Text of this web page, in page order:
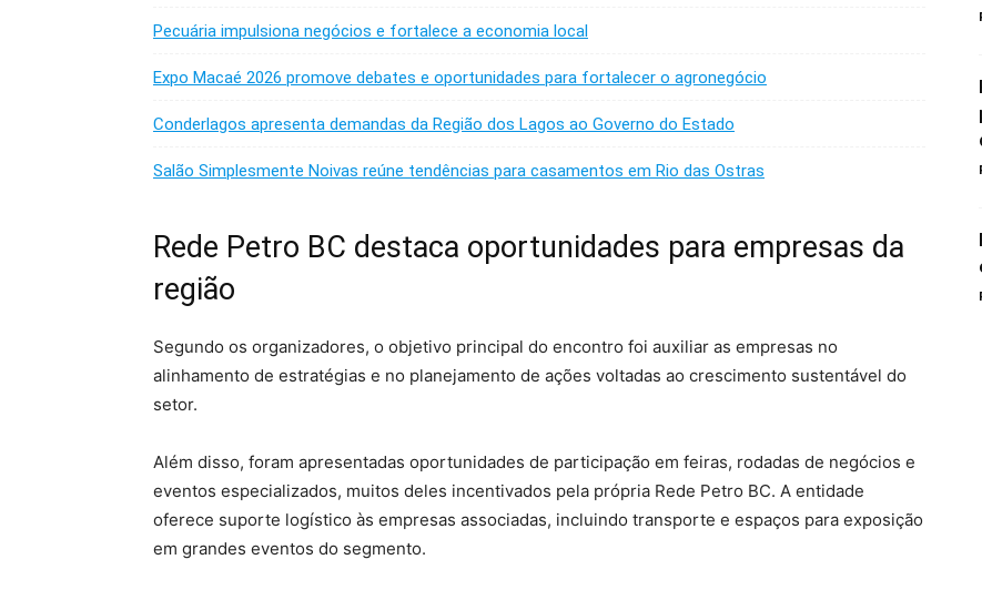
Pecuária impulsiona negócios e fortalece a economia local
Expo Macaé 2026 promove debates e oportunidades para fortalecer o agronegócio
Conderlagos apresenta demandas da Região dos Lagos ao Governo do Estado
Salão Simplesmente Noivas reúne tendências para casamentos em Rio das Ostras
Rede Petro BC destaca oportunidades para empresas da
região
Segundo os organizadores, o objetivo principal do encontro foi auxiliar as empresas no
alinhamento de estratégias e no planejamento de ações voltadas ao crescimento sustentável do
setor.
Além disso, foram apresentadas oportunidades de participação em feiras, rodadas de negócios e
eventos especializados, muitos deles incentivados pela própria Rede Petro BC. A entidade
oferece suporte logístico às empresas associadas, incluindo transporte e espaços para exposição
em grandes eventos do segmento.